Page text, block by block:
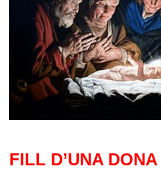
FILL D’UNA DONA